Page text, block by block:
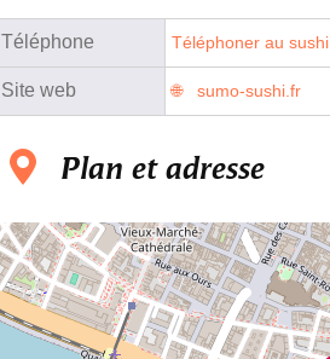
Téléphone Téléphoner au sushi
Site web sumo-sushi.fr
Plan et adresse